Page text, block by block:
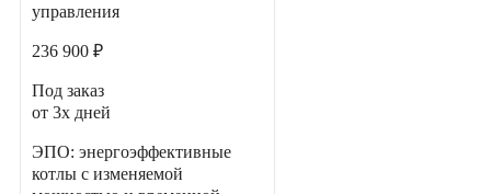
управления
236 900 ₽
Под заказ
от 3х дней
ЭПО: энергоэффективные
котлы с изменяемой